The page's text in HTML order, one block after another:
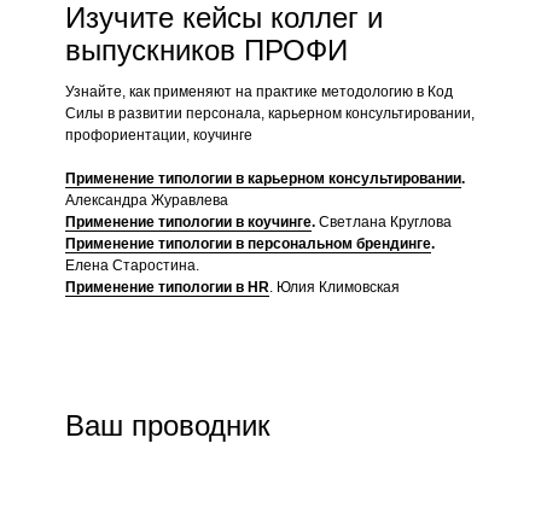
Александра Журавлева
деятельности. Моя профессия сегодня -
карьерный коуч, я занимаюсь развитием
Сертифицированный карьерный коуч,
cпециалист по выбору профессии, любимого
дела, призвания на основе уникальности
человека
Узнайте, как применяют на практике методологию в Код
Силы в развитии персонала, карьерном консультировании,
профориентации, коучинге
Применение типологии в карьерном консультировании.
Александра Журавлева
Применение типологии в коучинге. Светлана Круглова
Применение типологии в персональном брендинге.
Елена Старостина.
Применение типологии в HR. Юлия Климовская
Изучите кейсы коллег и
выпускников ПРОФИ
Ваш проводник